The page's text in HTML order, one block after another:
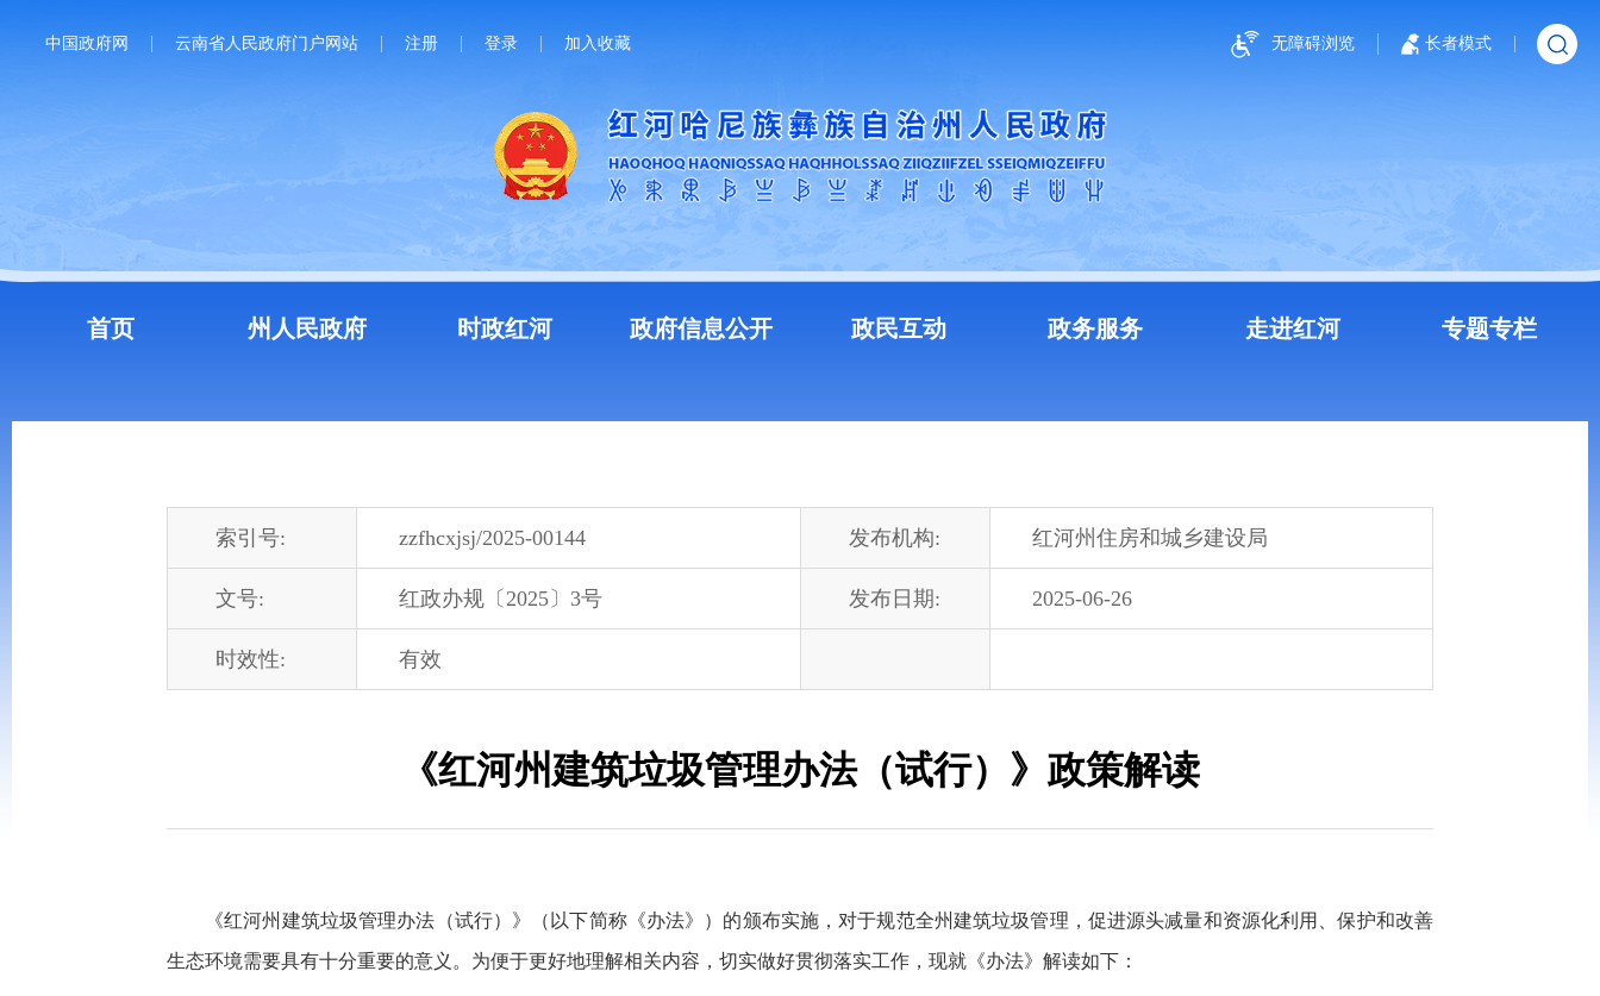
中国政府网 云南省人民政府门户网站 注册 登录 加入收藏 无障碍浏览 长者模式
首页 州人民政府 时政红河 政府信息公开 政民互动 政务服务 走进红河 专题专栏
索引号: zzfhcxjsj/2025-00144 发布机构: 红河州住房和城乡建设局
文号: 红政办规〔2025〕3号 发布日期: 2025-06-26
时效性: 有效
《红河州建筑垃圾管理办法（试行）》政策解读
《红河州建筑垃圾管理办法（试行）》（以下简称《办法》）的颁布实施，对于规范全州建筑垃圾管理，促进源头减量和资源化利用、保护和改善
生态环境需要具有十分重要的意义。为便于更好地理解相关内容，切实做好贯彻落实工作，现就《办法》解读如下：